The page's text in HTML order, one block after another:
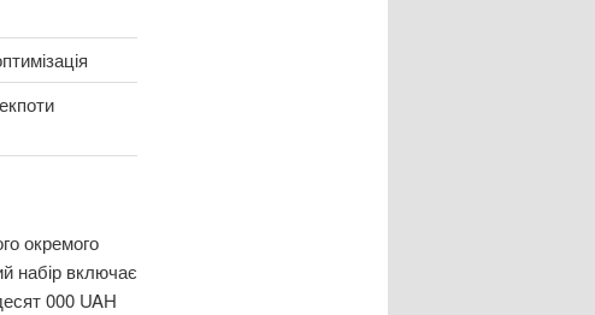
окремого
набір включає
000 UAH